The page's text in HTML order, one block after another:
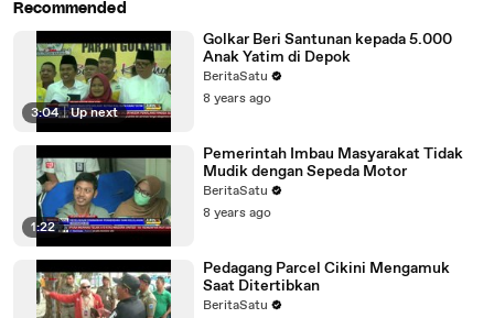
Recommended
3:04 | Up next
Golkar Beri Santunan kepada 5.000
Anak Yatim di Depok
BeritaSatu
8 years ago
1:22
Pemerintah Imbau Masyarakat Tidak
Mudik dengan Sepeda Motor
BeritaSatu
8 years ago
Pedagang Parcel Cikini Mengamuk
Saat Ditertibkan
BeritaSatu